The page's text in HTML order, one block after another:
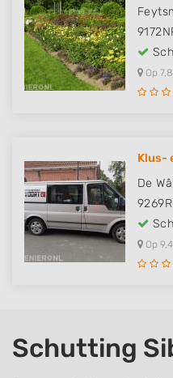
Op
Klus-
De
Op
Schutting